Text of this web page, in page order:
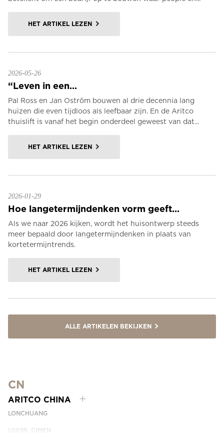
HET ARTIKEL LEZEN
2026-05-26
“Leven in een...
Pal Ross en Jan Oström bouwen al drie decennia lang
huizen die even tijdloos als leefbaar zijn. En de Aritco
thuislift is vanaf het begin onderdeel geweest van dat...
HET ARTIKEL LEZEN
2026-01-29
Hoe langetermijndenken vorm geeft...
Als we naar 2026 kijken, wordt het huisontwerp steeds
meer bepaald door langetermijndenken in plaats van
kortetermijntrends.
HET ARTIKEL LEZEN
ALLE ARTIKELEN BEKIJKEN
CN
ARITCO CHINA
LONCHUANG
LG059, CIMEN